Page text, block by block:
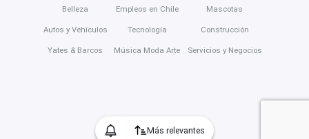
Más relevantes
Belleza
Autos y Vehículos
Yates & Barcos
Empleos en Chile
Tecnología
Música Moda Arte
Mascotas
Construcción
Servicios y Negocios